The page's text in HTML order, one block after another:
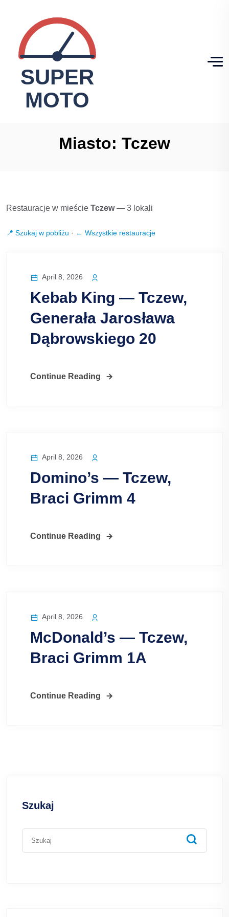
Miasto: Tczew
Restauracje w mieście Tczew— 3 lokali
📍 Szukaj w pobliżu · ← Wszystkie restauracje
April 8, 2026
Kebab King — Tczew,
Generała Jarosława
Dąbrowskiego 20
Continue Reading
April 8, 2026
Domino’s — Tczew,
Braci Grimm 4
Continue Reading
April 8, 2026
McDonald’s — Tczew,
Braci Grimm 1A
Continue Reading
Szukaj